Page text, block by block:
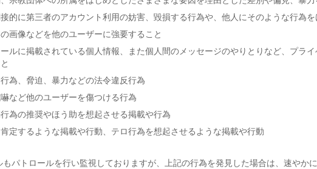
的に第三者のアカウント利用の妨害、毀損する行為や、他人にそのような行為を
画像などを他のユーザーに強要すること
ルに掲載されている個人情報、また個人間のメッセージのやりとりなど、プラ
為、脅迫、暴力などの法令違反行為
など他のユーザーを傷つける行為
為の推奨やほう助を想起させる掲載や行為
定するような掲載や行動、テロ行為を想起させるような掲載や行動
もパトロールを行い監視しておりますが、上記の行為を発見した場合は、速やか